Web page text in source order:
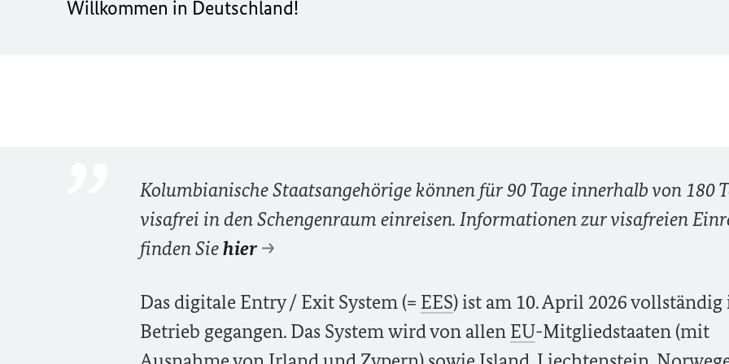
Willkommen in Deutschland!
Kolumbianische Staatsangehörige können für 90 Tage innerhalb von 180
visafrei in den Schengenraum einreisen. Informationen zur visafreien
finden Siehier
Das digitale Entry / Exit System (= EES) ist am 10. April 2026 vollständig
Betrieb gegangen. Das System wird von allen EU-Mitgliedstaaten (mit